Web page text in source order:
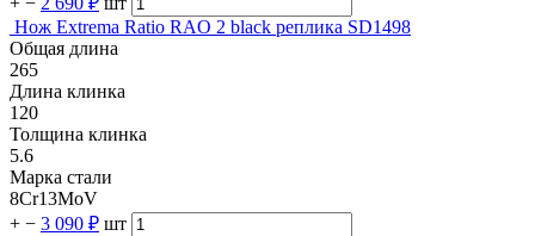
Нож Extrema Ratio RAO 2 black реплика SD1498
Общая длина
265
Длина клинка
120
Толщина клинка
5.6
Марка стали
8Cr13MoV
+ − 3 090 ₽ шт